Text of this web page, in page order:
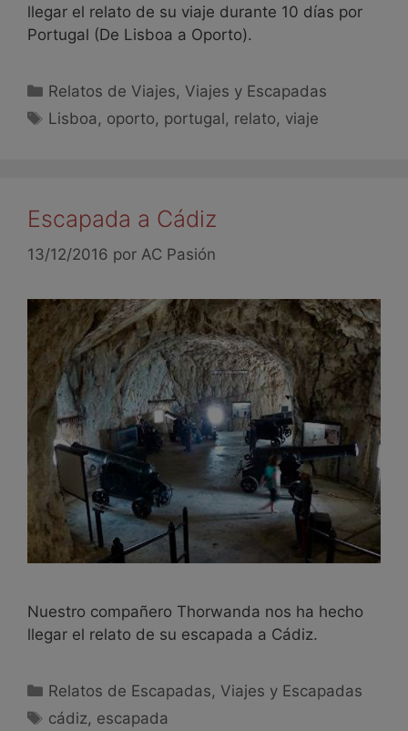
llegar el relato de su viaje durante 10 días por
Portugal (De Lisboa a Oporto).
Relatos de Viajes, Viajes y Escapadas
Lisboa , oporto, portugal, relato, viaje
Escapada a Cádiz
13/12/2016 por AC Pasión
Nuestro compañero Thorwanda nos ha hecho
llegar el relato de su escapada a Cádiz.
Relatos de Escapadas, Viajes y Escapadas
cádiz, escapada